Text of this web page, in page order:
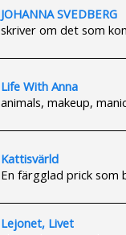
JOHANNA SVEDBERG
skriver om det som
Life With Anna
animals, makeup,
Kattisvärld
En färgglad prick som
Lejonet, Livet